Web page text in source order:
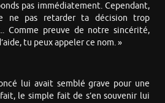
pas immédiatement. Cependant,
ne pas retarder ta décision trop
Comme preuve de notre sincérité,
tu peux appeler ce nom. »
lui avait semblé grave pour une
le simple fait de s’en souvenir lui